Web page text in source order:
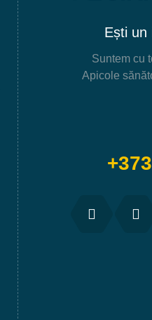
Ești un
Suntem cu
Apicole